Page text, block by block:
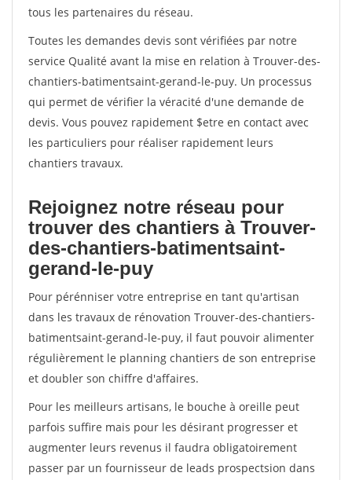
tous les partenaires du réseau.
Toutes les demandes devis sont vérifiées par notre
service Qualité avant la mise en relation à Trouver-des-
chantiers-batimentsaint-gerand-le-puy. Un processus
qui permet de vérifier la véracité d'une demande de
devis. Vous pouvez rapidement $etre en contact avec
les particuliers pour réaliser rapidement leurs
chantiers travaux.
Rejoignez notre réseau pour
trouver des chantiers à Trouver-
des-chantiers-batimentsaint-
gerand-le-puy
Pour pérénniser votre entreprise en tant qu'artisan
dans les travaux de rénovation Trouver-des-chantiers-
batimentsaint-gerand-le-puy, il faut pouvoir alimenter
régulièrement le planning chantiers de son entreprise
et doubler son chiffre d'affaires.
Pour les meilleurs artisans, le bouche à oreille peut
parfois suffire mais pour les désirant progresser et
augmenter leurs revenus il faudra obligatoirement
passer par un fournisseur de leads prospectsion dans